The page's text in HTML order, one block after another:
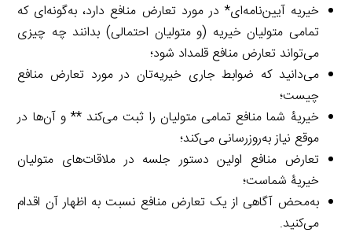
خیریه آیین‌نامه‌ای* در مورد تعارض منافع دارد، به‌گونه‌ای که
تمامی متولیان خیریه (و متولیان احتمالی) بدانند چه چیزی
می‌تواند تعارض منافع قلمداد شود؛
می‌دانید که ضوابط جاری خیریه‌تان در مورد تعارض منافع
چیست؛
خیریۀ شما منافع تمامی متولیان را ثبت می‌کند ** و آن‌ها در
موقع نیاز به‌روزرسانی می‌کند؛
تعارض منافع اولین دستور جلسه در ملاقات‌های متولیان
خیریۀ شماست؛
به‌محض آگاهی از یک تعارض منافع نسبت به اظهار آن اقدام
می‌کنید.